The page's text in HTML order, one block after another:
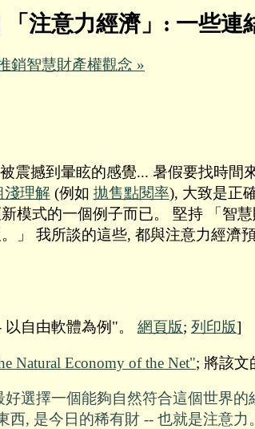
注意力經濟」: 一些連
銷智慧財產權觀念 »
震撼到暈眩的感覺... 暑假要找時間
淺理解(例如 拋售點閱率), 大致是正
模式的一個例子而已。 堅持 「智
」 我所談的這些, 都與注意力經濟
自由軟體為例"。 網頁版; 列印版]
Natural Economy of the Net"; 將該文
選擇一個能夠自然符合這個世界
, 是今日的稀有財 -- 也就是注意